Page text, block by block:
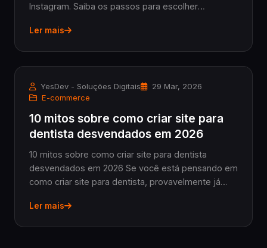
Instagram. Saiba os passos para escolher
vendas online.
Ler mais
YesDev - Soluções Digitais
29 Mar, 2026
E-commerce
10 mitos sobre como criar site para
dentista desvendados em 2026
10 mitos sobre como criar site para dentista
desvendados em 2026 Se você está pensando em
como criar site para dentista, provavelmente já
desencontradas. Existem muitos mitos por aí que
Ler mais